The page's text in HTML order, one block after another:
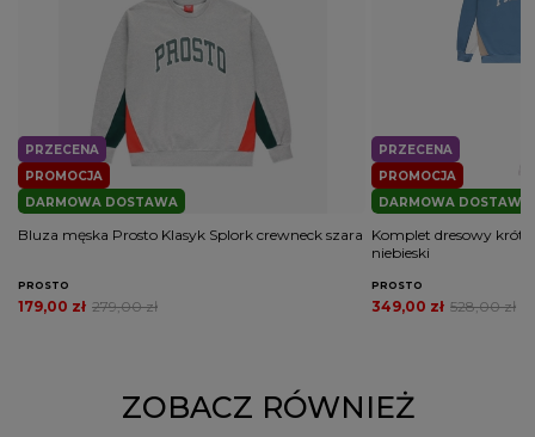
PROMOCJA
PRZECENA
DARMOWA DOSTAWA
Bluza męska Prosto Klasyk Splork crewneck szara
PROSTO
279,00 zł
179,00 zł
PROMOCJA
PRZECENA
DARMOWA DOSTAWA
Komplet dresowy
niebieski
PROSTO
528,00 zł
349,00 zł
ZOBACZ RÓWNIEŻ